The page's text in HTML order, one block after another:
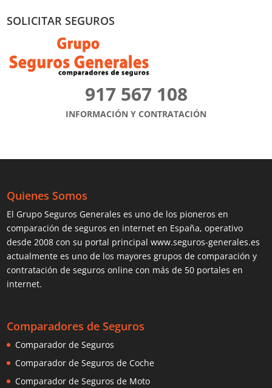
SOLICITAR SEGUROS
917 567 108
INFORMACIÓN Y CONTRATACIÓN
Quienes Somos
El Grupo Seguros Generales es uno de los pioneros en
comparación de seguros en internet en España, operativo
desde 2008 con su portal principal www.seguros-generales.es
actualmente es uno de los mayores grupos de comparación y
contratación de seguros online con más de 50 portales en
internet.
Comparadores de Seguros
Comparador de Seguros
Comparador de Seguros de Coche
Comparador de Seguros de Moto